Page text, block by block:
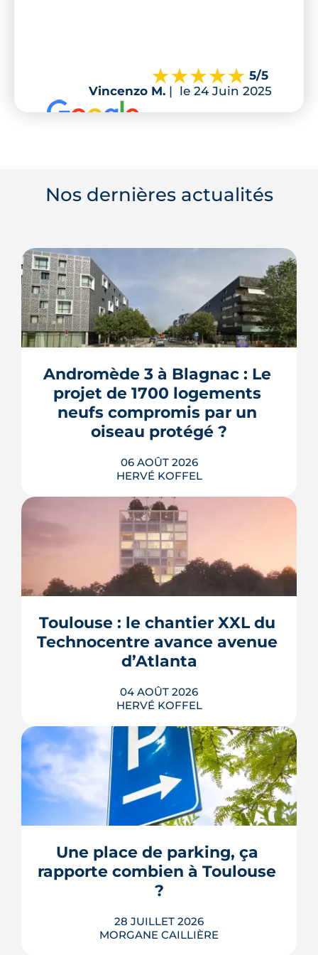
5/5
Vincenzo M. | le 24 Juin 2025
Nos dernières actualités
Andromède 3 à Blagnac : Le
projet de 1700 logements
neufs compromis par un
oiseau protégé ?
06 AOÛT 2026
HERVÉ KOFFEL
La troisième et dernière phase de
l'écoquartier Andromède doit livrer
près de 1 700 logements à partir de
protégé, la cisticole des joncs, contraint
fortement le plan d'aménagement et
repousse un calendrier déjà tendu.
LIRE L'ARTICLE
Toulouse : le chantier XXL du
Technocentre avance avenue
d’Atlanta
04 AOÛT 2026
HERVÉ KOFFEL
Avenue d'Atlanta, à la Roseraie, un
chantier de six hectares réorganise les
coulisses techniques de Toulouse
Métropole. Derrière les buttes de terre
déménagement de services, plusieurs
chiffrages officiels et un bras de fer
environnemental.
LIRE L'ARTICLE
Une place de parking, ça
rapporte combien à Toulouse
?
28 JUILLET 2026
MORGANE CAILLIÈRE